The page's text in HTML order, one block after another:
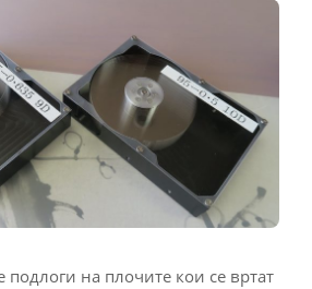
на плочите кои се вртат